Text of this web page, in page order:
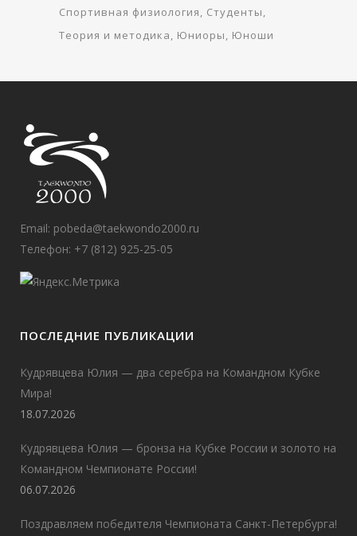
Спортивная физиология
Студенты
Теория и методика
Юниоры Юноши
Email: pobeda@taekwondo2000.ru
Телефон: +7 (812) 925-25-05
ПОСЛЕДНИЕ ПУБЛИКАЦИИ
Кудрявцева Юлия — два серебра на Командном Кубке
Мира!
18.07.2026
Кудрявцева Юлия — бронза на Кубке России и золото на
Командном Чемпионате России!
06.07.2026
Поздравляем победителя Чемпионата Санкт-Петербурга!